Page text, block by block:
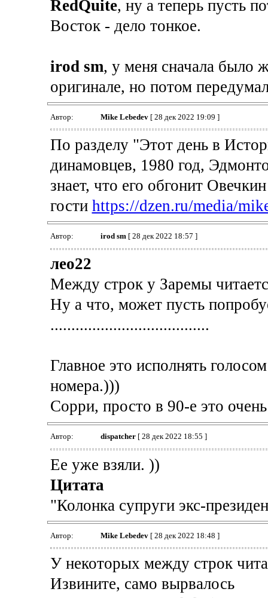
RedQuite, ну а теперь пусть
Восток - дело тонкое.
irod sm, у меня сначала было
оригинале, но потом
Автор: Mike Lebedev[ 28 дек 2022 19:09 ]
По разделу "Этот день в
динамовцев, 1980 год,
знает, что его обгонит
гости https://dzen.ru/media/
Автор: irod sm[ 28 дек 2022 18:57 ]
лео22
Между строк у Заремы
Ну а что, может пусть
......................................
Главное это исполнять
номера.)))
Сорри, просто в 90-е это
Автор: dispatcher[ 28 дек 2022 18:55 ]
Ее уже взяли. ))
Цитата
"Колонка супруги экс-
Автор: Mike Lebedev[ 28 дек 2022 18:48 ]
У некоторых между строк
Извините, само вырвалось